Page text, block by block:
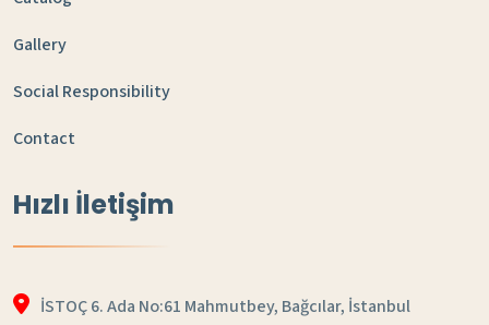
Gallery
Social Responsibility
Contact
Hızlı İletişim
İSTOÇ 6. Ada No:61 Mahmutbey, Bağcılar, İstanbul